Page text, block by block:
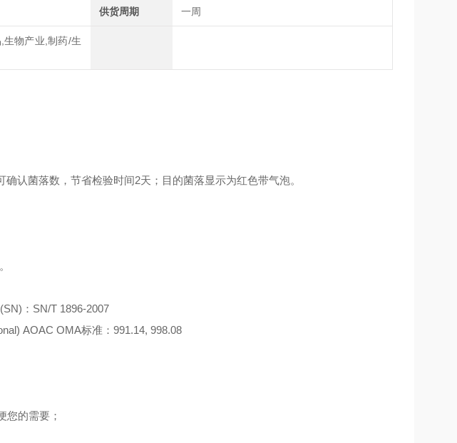
供货周期 一周
生物产业,制药/生
认菌落数，节省检验时间2天；目的菌落显示为红色带气泡。
：SN/T 1896-2007
AOAC OMA标准：991.14, 998.08
您的需要；